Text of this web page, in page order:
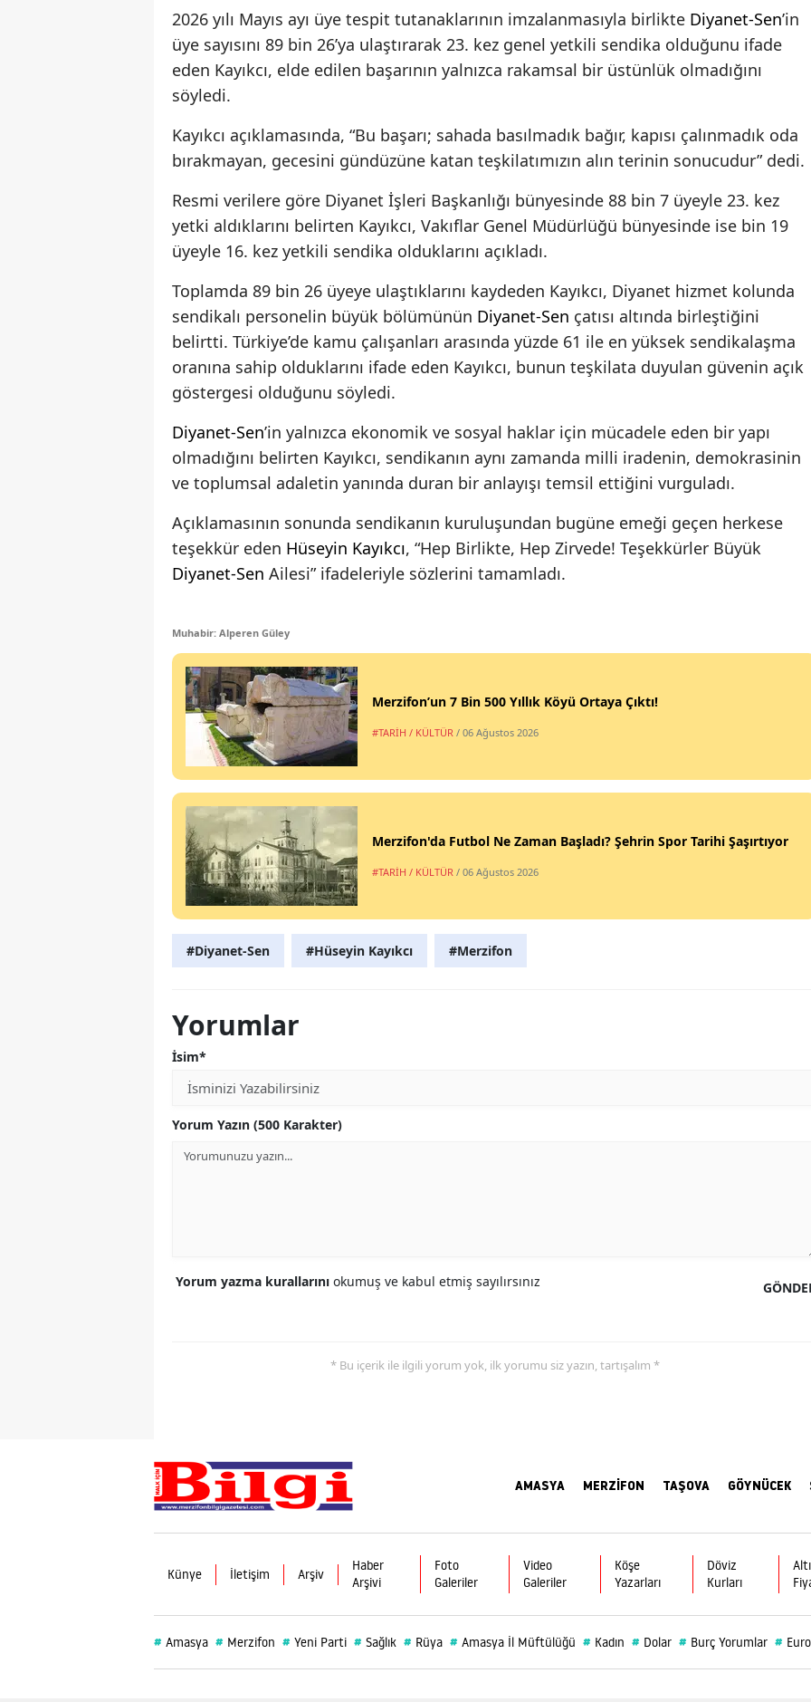
2026 yılı Mayıs ayı üye tespit tutanaklarının imzalanmasıyla birlikte Diyanet-Sen’in
üye sayısını 89 bin 26’ya ulaştırarak 23. kez genel yetkili sendika olduğunu ifade
eden Kayıkcı, elde edilen başarının yalnızca rakamsal bir üstünlük olmadığını
söyledi.
Kayıkcı açıklamasında, “Bu başarı; sahada basılmadık bağır, kapısı çalınmadık oda
bırakmayan, gecesini gündüzüne katan teşkilatımızın alın terinin sonucudur” dedi.
Resmi verilere göre Diyanet İşleri Başkanlığı bünyesinde 88 bin 7 üyeyle 23. kez
yetki aldıklarını belirten Kayıkcı, Vakıflar Genel Müdürlüğü bünyesinde ise bin 19
üyeyle 16. kez yetkili sendika olduklarını açıkladı.
Toplamda 89 bin 26 üyeye ulaştıklarını kaydeden Kayıkcı, Diyanet hizmet kolunda
sendikalı personelin büyük bölümünün Diyanet-Sen çatısı altında birleştiğini
belirtti. Türkiye’de kamu çalışanları arasında yüzde 61 ile en yüksek sendikalaşma
oranına sahip olduklarını ifade eden Kayıkcı, bunun teşkilata duyulan güvenin açık
göstergesi olduğunu söyledi.
Diyanet-Sen’in yalnızca ekonomik ve sosyal haklar için mücadele eden bir yapı
olmadığını belirten Kayıkcı, sendikanın aynı zamanda milli iradenin, demokrasinin
ve toplumsal adaletin yanında duran bir anlayışı temsil ettiğini vurguladı.
Açıklamasının sonunda sendikanın kuruluşundan bugüne emeği geçen herkese
teşekkür eden Hüseyin Kayıkcı, “Hep Birlikte, Hep Zirvede! Teşekkürler Büyük
Diyanet-Sen Ailesi” ifadeleriyle sözlerini tamamladı.
Muhabir: Alperen Güley
Merzifon’un 7 Bin 500 Yıllık Köyü Ortaya Çıktı!
#TARİH / KÜLTÜR / 06 Ağustos 2026
Merzifon'da Futbol Ne Zaman Başladı? Şehrin Spor Tarihi Şaşırtıyor
#TARİH / KÜLTÜR / 06 Ağustos 2026
#Diyanet-Sen #Hüseyin Kayıkcı #Merzifon
Yorumlar
İsim*
Yorum Yazın (500 Karakter)
Yorum yazma kurallarını okumuş ve kabul etmiş sayılırsınız
* Bu içerik ile ilgili yorum yok, ilk yorumu siz yazın, tartışalım *
AMASYA MERZİFON TAŞOVA GÖYNÜCEK
Künye İletişim Arşiv
Haber
Arşivi
Foto
Galeriler
Video
Galeriler
Köşe
Yazarları
Döviz
Kurları
# Amasya # Merzifon # Yeni Parti # Sağlık # Rüya # Amasya İl Müftülüğü # Kadın # Dolar # Burç Yorumlar # Euro